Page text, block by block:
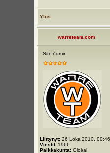
Ylös
warreteam.com
Site Admin
Liittynyt:26 Loka 2010, 00:46
Viestit:1966
Paikkakunta:Global